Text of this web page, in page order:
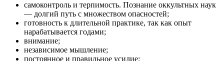
самоконтроль и терпимость. Познание оккультных наук
— долгий путь с множеством опасностей;
готовность к длительной практике, так как опыт
нарабатывается годами;
внимание;
независимое мышление;
постоянное и правильное усилие;